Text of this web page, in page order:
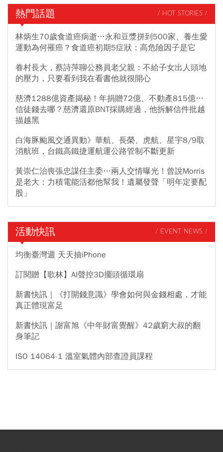
熱門話題 / HOT STORIES /
林炳生70歲食道癌病逝…永和豆漿拼到500家、養生愛
運動為何罹癌？食道癌初期5症狀：高危險因子是它
眷村長大，蔡詩萍聊公務員老父親：不給子女出人頭地
的壓力，只要看到我在看書他就很開心
慈濟1288億資產揭秘！年捐贈72億、不動產815億…
信徒錢去哪？慈濟還原BNT採購經過，他拆解信件批越
描越黑
白海豚颱風交通異動》華航、長榮、虎航、星宇8/9取
消航班，台鐵高鐵捷運航運公路管制不斷更新
黃崇仁治喪張忠謀任主委…兩人交情曝光！曾說Morris
是老大：力積電能活都他幫我！遺屬發聲「明年定要配
股」
活動快訊 / EVENT NEWS /
均衡臺灣週 天天抽iPhone
訂閱贈【歌林】AI聲控3D擺頭循環扇
新書快訊｜《打開錢意識》學會如何與金錢相處，才能
真正體現富足
新書快訊｜謝富旭《中年財富覺醒》42歲窮大叔的翻
身筆記
ISO 14064-1 溫室氣體內部查證員課程